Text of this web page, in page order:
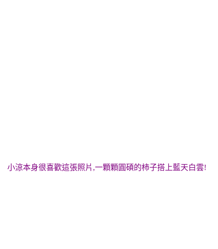
小涼本身很喜歡這張照片,一顆顆圓碩的柿子搭上藍天白雲!